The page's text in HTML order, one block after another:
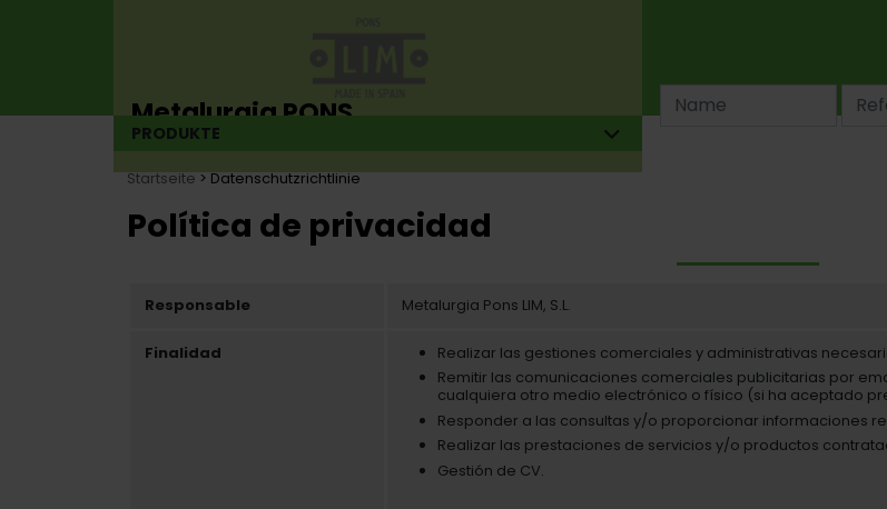
Metalurgia PONS
Scharnierhersteller seit 1925
PRODUKTE
Scharnierbänder
Scharnier Für Schliessfächer
Scharniere Für Schiffbau
Spezialscharniere
Aufschraubschlösser
Schlüsselschild
Schliesszylinder
Türkette
Riegel
Magnetverschlüsse
Schnäpper
Bodenbuchse
Eckenschutzbeschläge
Startseite> Datenschutzrichtlinie
Política de privacidad
Responsable Metalurgia Pons LIM, S.L.
Finalidad
Realizar las gestiones comerciales y administrativas
Remitir las comunicaciones comerciales publicitarias por
cualquiera otro medio electrónico o físico (si ha aceptado
Responder a las consultas y/o proporcionar informaciones
Realizar las prestaciones de servicios y/o productos
Gestión de CV.